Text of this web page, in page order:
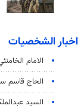
اخبار الشخصيات
الامام
الحاج قاسم
السید